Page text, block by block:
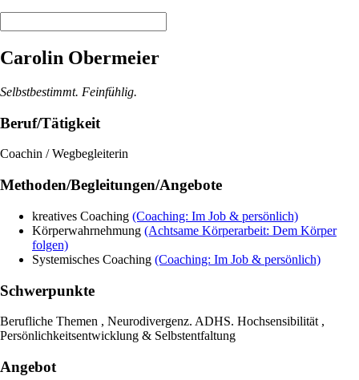
Carolin Obermeier
Selbstbestimmt. Feinfühlig.
Beruf/Tätigkeit
Coachin / Wegbegleiterin
Methoden/Begleitungen/Angebote
kreatives Coaching (Coaching: Im Job & persönlich)
Körperwahrnehmung (Achtsame Körperarbeit: Dem Körper
folgen)
Systemisches Coaching (Coaching: Im Job & persönlich)
Schwerpunkte
Berufliche Themen , Neurodivergenz. ADHS. Hochsensibilität ,
Persönlichkeitsentwicklung & Selbstentfaltung
Angebot